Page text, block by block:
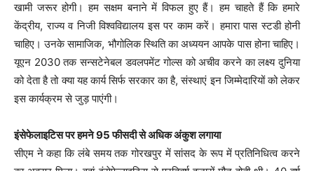
खामी जरूर होगी। हम सक्षम बनाने में विफल हुए हैं। हम चाहते हैं कि हमारे
केंद्रीय, राज्य व निजी विश्वविद्यालय इस पर काम करें। हमारा पास स्टडी होनी
चाहिए। उनके सामाजिक, भौगोलिक स्थिति का अध्ययन आपके पास होना चाहिए।
यूएन 2030 तक सन्सटेनेबल डवलपमेंट गोल्स को अचीव करने का लक्ष्य दुनिया
को देता है तो क्या यह कार्य सिर्फ सरकार का है, संस्थाएं इन जिम्मेदारियों को लेकर
इस कार्यक्रम से जुड़ पाएंगी।
इंसेफेलाइटिस पर हमने 95 फीसदी से अधिक अंकुश लगाया
सीएम ने कहा कि लंबे समय तक गोरखपुर में सांसद के रूप में प्रतिनिधित्व करने